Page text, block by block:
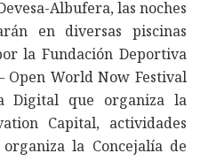
Albufera, las noches
en diversas piscinas
la Fundación Deportiva
Open World Now Festival
Digital que organiza la
Capital, actividades
la Concejalía de